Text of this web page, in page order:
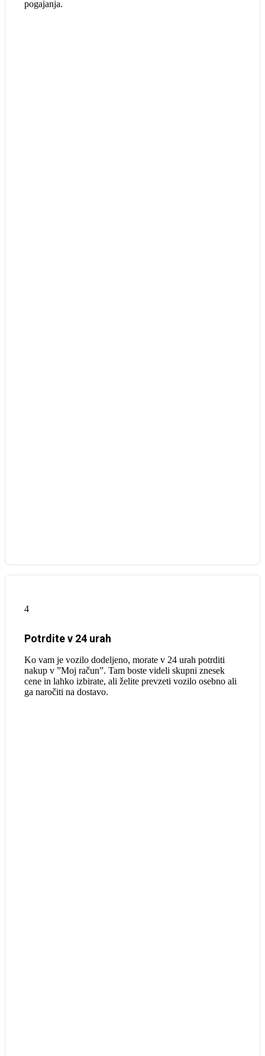
pogajanja.
4
Potrdite v 24 urah
Ko vam je vozilo dodeljeno, morate v 24 urah potrditi
nakup v ”Moj račun”. Tam boste videli skupni znesek
cene in lahko izbirate, ali želite prevzeti vozilo osebno ali
ga naročiti na dostavo.